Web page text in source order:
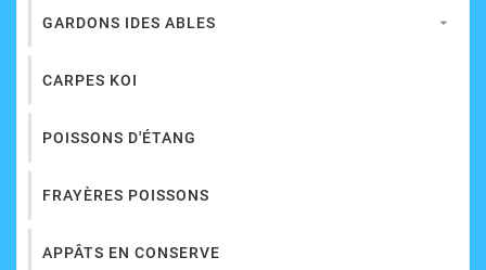
GARDONS IDES ABLES 
CARPES KOI
POISSONS D'ÉTANG
FRAYÈRES POISSONS
APPÂTS EN CONSERVE